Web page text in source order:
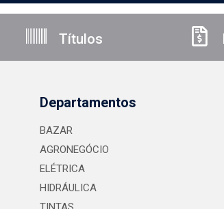
Títulos
Departamentos
BAZAR
AGRONEGÓCIO
ELÉTRICA
HIDRÁULICA